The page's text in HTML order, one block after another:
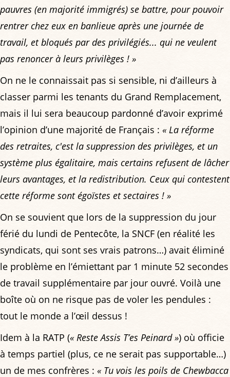
pauvres (en majorité immigrés) se battre, pour pouvoir
rentrer chez eux en banlieue après une journée de
travail, et bloqués par des privilégiés... qui ne veulent
pas renoncer à leurs privilèges ! »
On ne le connaissait pas si sensible, ni d’ailleurs à
classer parmi les tenants du Grand Remplacement,
mais il lui sera beaucoup pardonné d’avoir exprimé
l’opinion d’une majorité de Français : « La réforme
des retraites, c'est la suppression des privilèges, et un
système plus égalitaire, mais certains refusent de lâcher
leurs avantages, et la redistribution. Ceux qui contestent
cette réforme sont égoïstes et sectaires ! »
On se souvient que lors de la suppression du jour
férié du lundi de Pentecôte, la SNCF (en réalité les
syndicats, qui sont ses vrais patrons…) avait éliminé
le problème en l’émiettant par 1 minute 52 secondes
de travail supplémentaire par jour ouvré. Voilà une
boîte où on ne risque pas de voler les pendules :
tout le monde a l’œil dessus !
Idem à la RATP (« Reste Assis T’es Peinard ») où officie
à temps partiel (plus, ce ne serait pas supportable…)
un de mes confrères : « Tu vois les poils de Chewbacca